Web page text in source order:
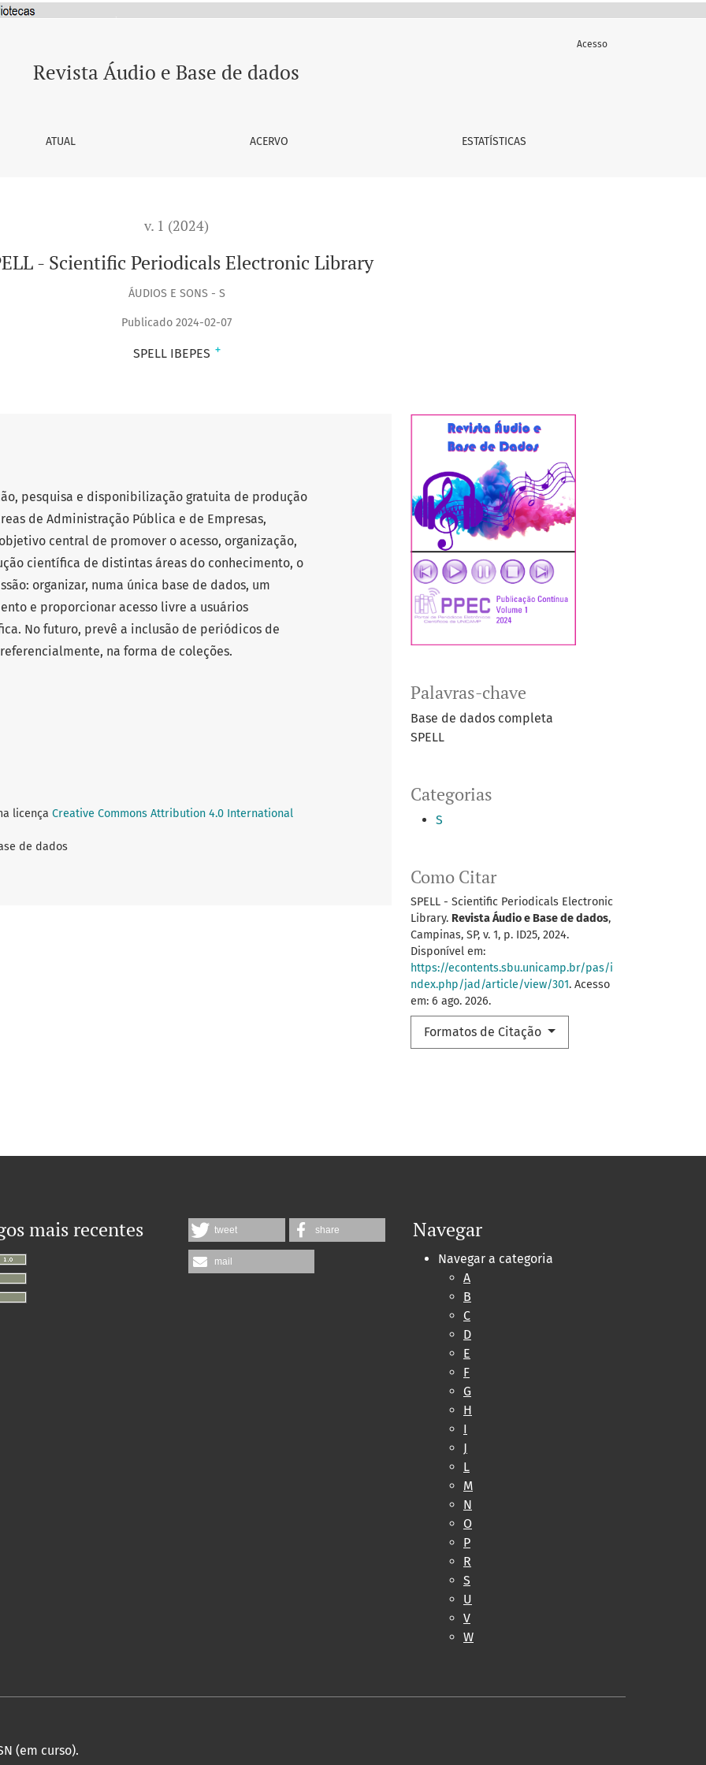
Revista Áudio e Base de dados
ATUAL ACERVO ESTATÍSTICAS
Acesso
v. 1 (2024)
- Scientific Periodicals Electronic Library
ÁUDIOS E SONS - S
Publicado 2024-02-07
SPELL IBEPES +
Palavras-chave
Base de dados completa
SPELL
Categorias
S
Como Citar
SPELL - Scientific Periodicals Electronic
Library. Revista Áudio e Base de dados,
Campinas, SP, v. 1, p. ID25, 2024.
Disponível em:
https://econtents.sbu.unicamp.br/pas/i
ndex.php/jad/article/view/301. Acesso
em: 6 ago. 2026.
Formatos de Citação
pesquisa e disponibilização gratuita de produção
de Administração Pública e de Empresas,
central de promover o acesso, organização,
científica de distintas áreas do conhecimento, o
organizar, numa única base de dados, um
e proporcionar acesso livre a usuários
No futuro, prevê a inclusão de periódicos de
na forma de coleções.
licença Creative Commons Attribution 4.0 International
de dados
mais recentes tweet share
mail
Navegar
Navegar a categoria
A
B
C
D
E
F
G
H
I
J
L
M
N
O
P
R
S
U
V
W
(em curso).